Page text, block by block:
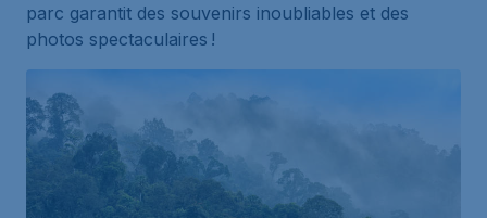
parc garantit des souvenirs inoubliables et des
photos spectaculaires !